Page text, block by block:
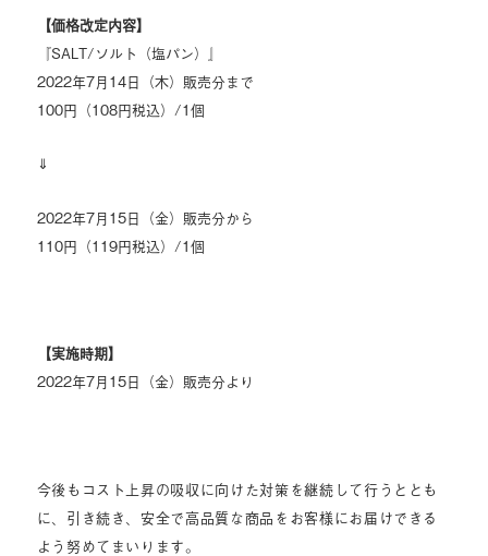
【価格改定内容】
『SALT/ソルト（塩パン）』
2022年7月14日（木）販売分まで
100円（108円税込）/1個
⇓
2022年7月15日（金）販売分から
110円（119円税込）/1個
【実施時期】
2022年7月15日（金）販売分より
今後もコスト上昇の吸収に向けた対策を継続して行うととも
に、引き続き、安全で高品質な商品をお客様にお届けできる
よう努めてまいります。